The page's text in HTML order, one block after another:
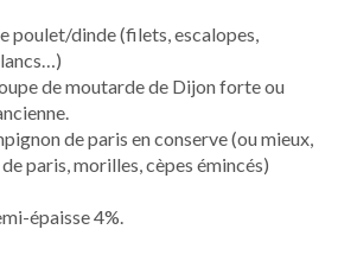
poulet/dinde (filets, escalopes,
de moutarde de Dijon forte ou
de paris en conserve (ou mieux,
paris, morilles, cèpes émincés)
épaisse 4%.